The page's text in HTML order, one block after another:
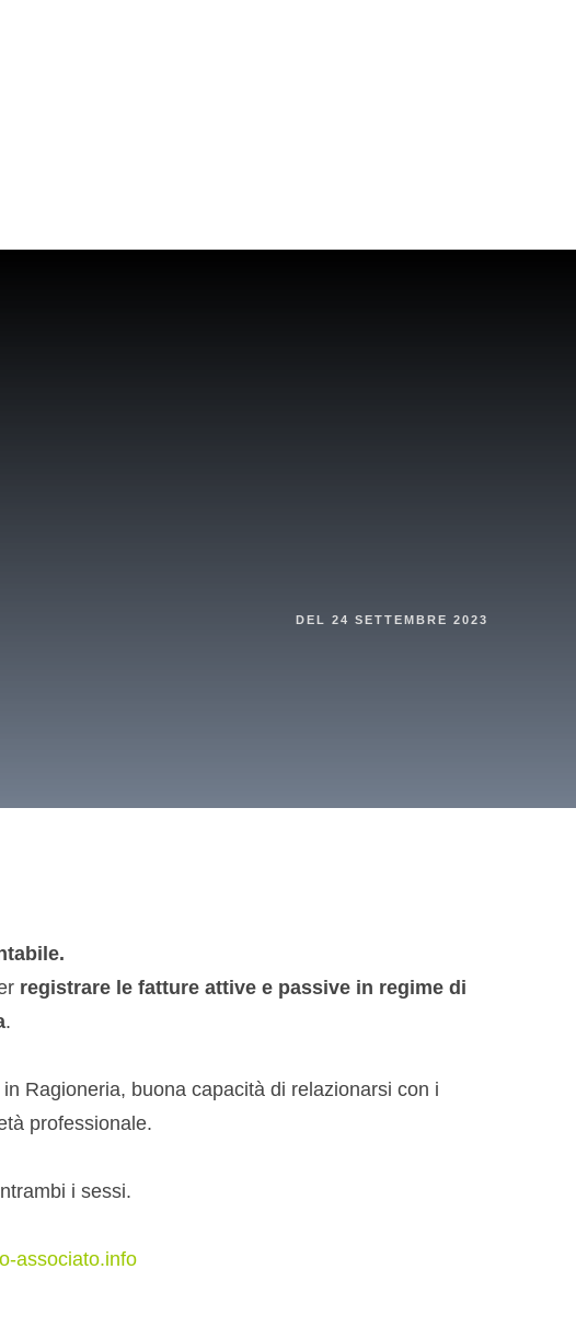
DEL 24 SETTEMBRE 2023
registrare le fatture attive e passive in regime di
.
Ragioneria, buona capacità di relazionarsi con i
professionale.
i sessi.
associato.info